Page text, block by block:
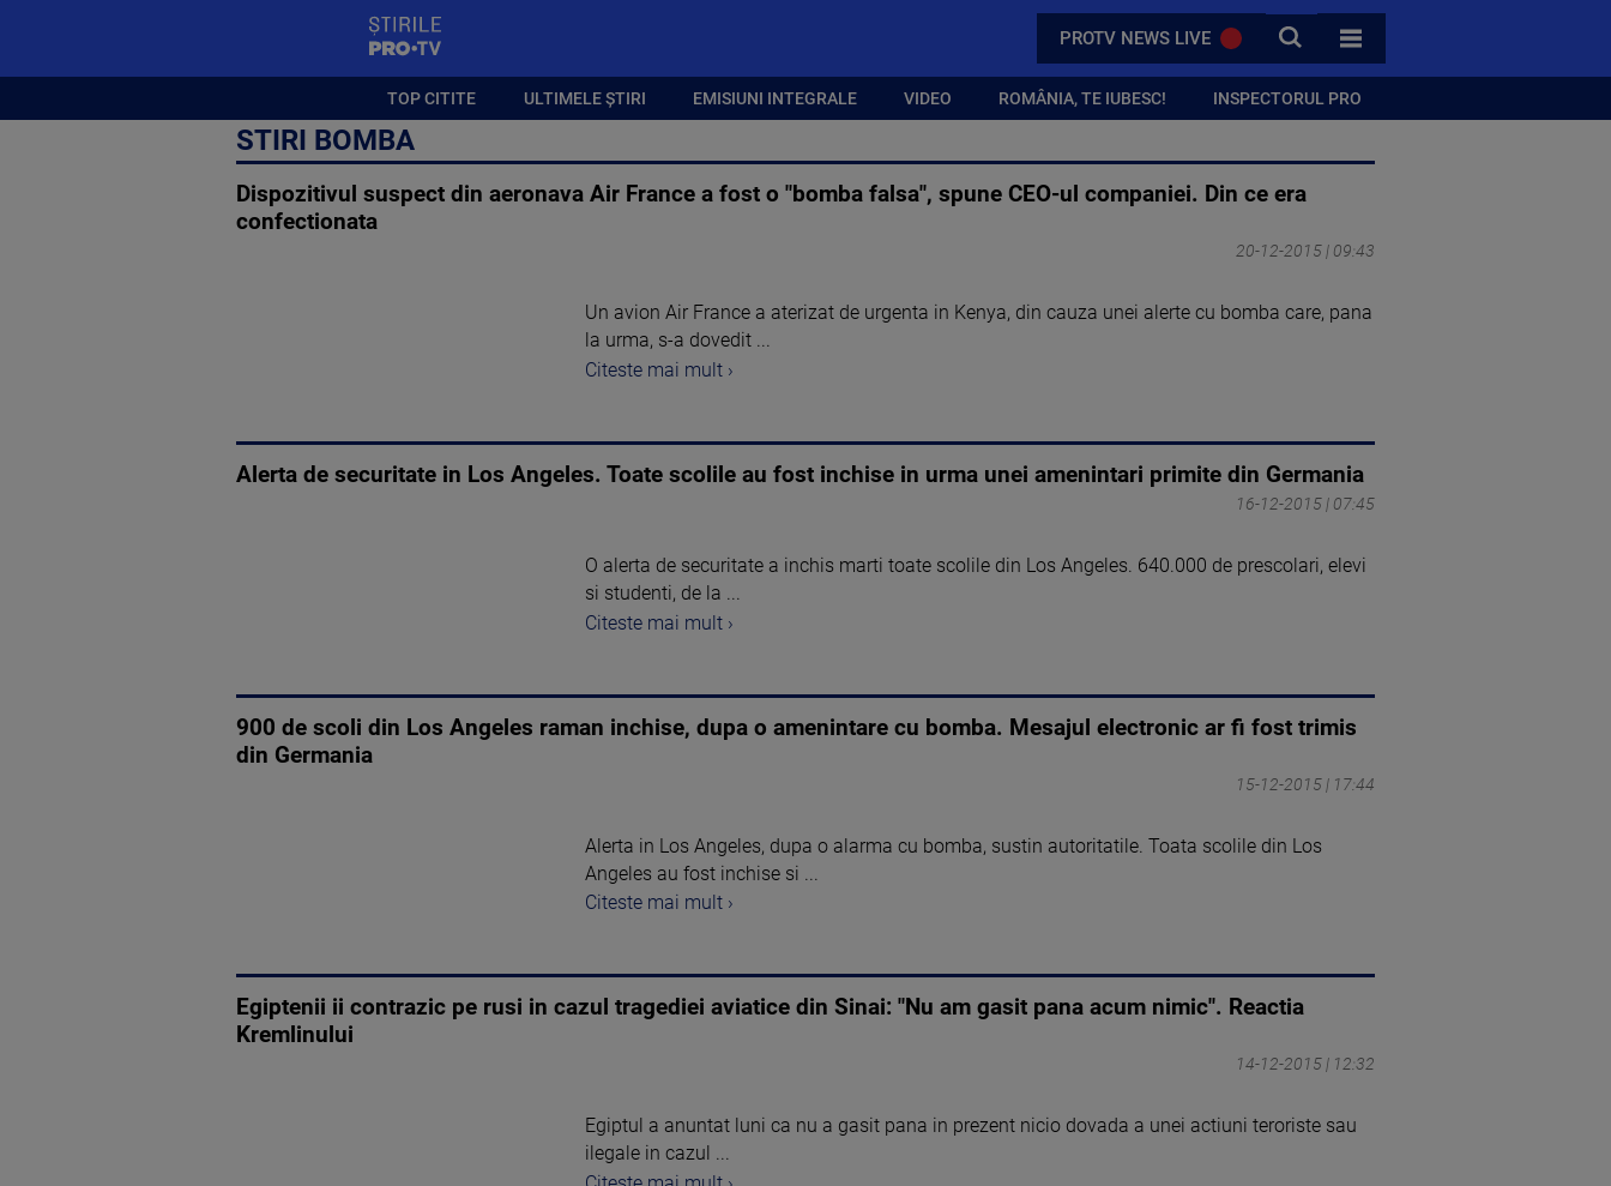
PROTV NEWS LIVE CAUTA
TOATE CATEGORIILE
TOP CITITE ULTIMELE ȘTIRI EMISIUNI INTEGRALE VIDEO ROMÂNIA, TE IUBESC! INSPECTORUL PRO
STIRI BOMBA
Dispozitivul suspect din aeronava Air France a fost o "bomba falsa", spune CEO-ul companiei. Din ce era
confectionata
20-12-2015 | 09:43
Un avion Air France a aterizat de urgenta in Kenya, din cauza unei alerte cu bomba care, pana
la urma, s-a dovedit ...
Citeste mai mult ›
Alerta de securitate in Los Angeles. Toate scolile au fost inchise in urma unei amenintari primite din Germania
16-12-2015 | 07:45
O alerta de securitate a inchis marti toate scolile din Los Angeles. 640.000 de prescolari, elevi
si studenti, de la ...
Citeste mai mult ›
900 de scoli din Los Angeles raman inchise, dupa o amenintare cu bomba. Mesajul electronic ar fi fost trimis
din Germania
15-12-2015 | 17:44
Alerta in Los Angeles, dupa o alarma cu bomba, sustin autoritatile. Toata scolile din Los
Angeles au fost inchise si ...
Citeste mai mult ›
Egiptenii ii contrazic pe rusi in cazul tragediei aviatice din Sinai: "Nu am gasit pana acum nimic". Reactia
Kremlinului
14-12-2015 | 12:32
Egiptul a anuntat luni ca nu a gasit pana in prezent nicio dovada a unei actiuni teroriste sau
ilegale in cazul ...